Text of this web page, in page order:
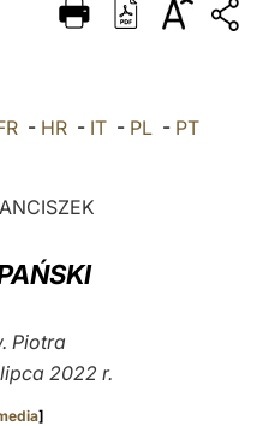
ITALIANO
- HR- IT- PL- PT
Piotra
2022 r.
]